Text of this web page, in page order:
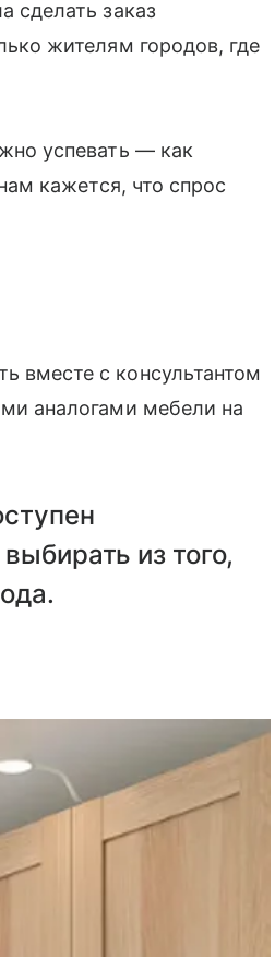
сделать заказ
жителям городов, где
успевать — как
кажется, что спрос
вместе с консультантом
аналогами мебели на
из того,